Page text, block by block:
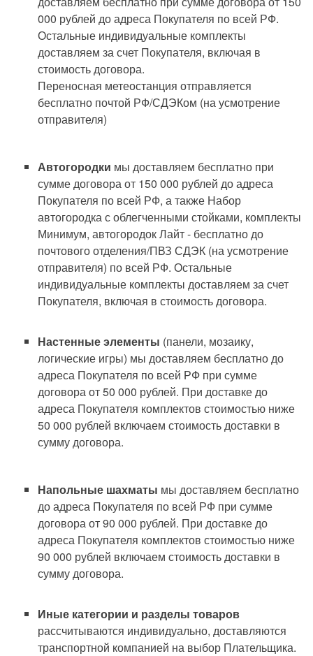
000 рублей до адреса Покупателя по всей РФ.
Остальные индивидуальные комплекты
доставляем за счет Покупателя, включая в
стоимость договора.
Переносная метеостанция отправляется
бесплатно почтой РФ/СДЭКом (на усмотрение
отправителя)
Автогородки мы доставляем бесплатно при
сумме договора от 150 000 рублей до адреса
Покупателя по всей РФ, а также Набор
автогородка с облегченными стойками, комплекты
Минимум, автогородок Лайт - бесплатно до
почтового отделения/ПВЗ СДЭК (на усмотрение
отправителя) по всей РФ. Остальные
индивидуальные комплекты доставляем за счет
Покупателя, включая в стоимость договора.
Настенные элементы (панели, мозаику,
логические игры) мы доставляем бесплатно до
адреса Покупателя по всей РФ при сумме
договора от 50 000 рублей. При доставке до
адреса Покупателя комплектов стоимостью ниже
50 000 рублей включаем стоимость доставки в
сумму договора.
Напольные шахматы мы доставляем бесплатно
до адреса Покупателя по всей РФ при сумме
договора от 90 000 рублей. При доставке до
адреса Покупателя комплектов стоимостью ниже
90 000 рублей включаем стоимость доставки в
сумму договора.
Иные категории и разделы товаров
рассчитываются индивидуально, доставляются
транспортной компанией на выбор Плательщика.